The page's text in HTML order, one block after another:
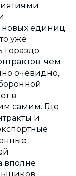
новых единиц
уже
гораздо
чем
очевидно,
в
самим. Где
и
вполне